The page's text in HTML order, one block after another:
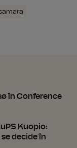
în Conference
Kuopio:
decide în